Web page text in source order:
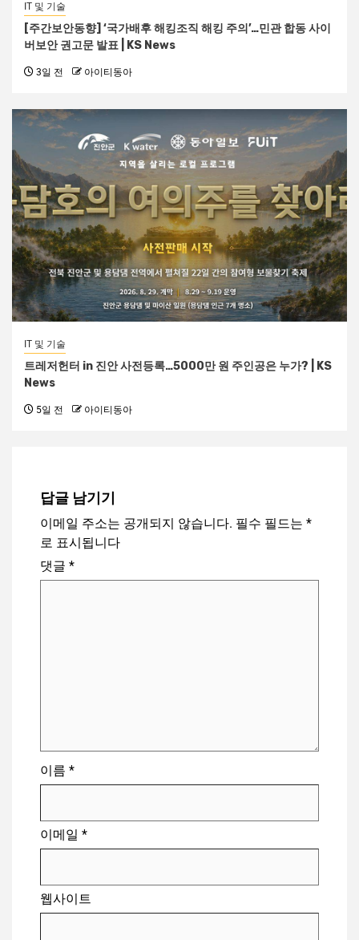
IT 및 기술
[주간보안동향] ‘국가배후 해킹조직 해킹 주의’…민관 합동 사이
버보안 권고문 발표 | KS News
3일 전 아이티동아
IT 및 기술
트레저헌터 in 진안 사전등록…5000만 원 주인공은 누가? | KS
News
5일 전 아이티동아
답글 남기기
이메일 주소는 공개되지 않습니다. 필수 필드는 *
로 표시됩니다
댓글 *
이름 *
이메일 *
웹사이트